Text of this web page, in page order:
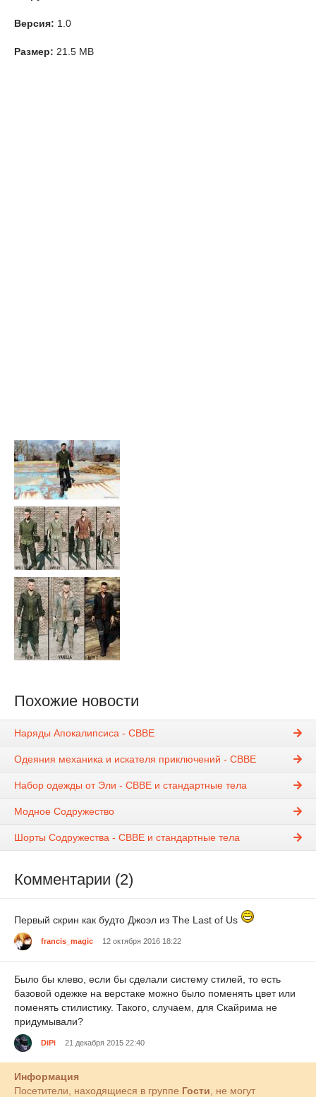
Версия: 1.0
Размер: 21.5 MB
Похожие новости
Наряды Апокалипсиса - CBBE
Одеяния механика и искателя приключений - CBBE
Набор одежды от Эли - CBBE и стандартные тела
Модное Содружество
Шорты Содружества - CBBE и стандартные тела
Комментарии (2)
Первый скрин как будто Джоэл из The Last of Us
francis_magic 12 октября 2016 18:22
Было бы клево, если бы сделали систему стилей, то есть
базовой одежке на верстаке можно было поменять цвет или
поменять стилистику. Такого, случаем, для Скайрима не
придумывали?
DiPi 21 декабря 2015 22:40
Информация
Посетители, находящиеся в группе Гости , не могут